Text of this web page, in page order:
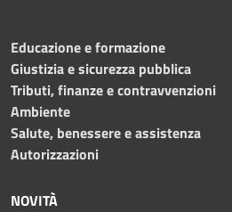
Educazione e formazione
Giustizia e sicurezza pubblica
Tributi, finanze e contravvenzioni
Ambiente
Salute, benessere e assistenza
Autorizzazioni
NOVITÀ